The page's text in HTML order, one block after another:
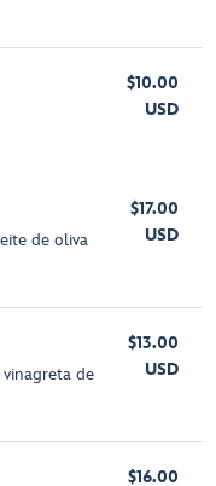
$10.00
USD
de oliva
$17.00
USD
vinagreta de
$13.00
USD
$16.00